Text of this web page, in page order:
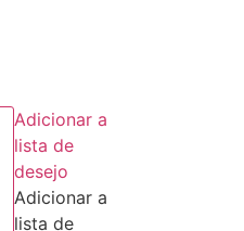
Adicionar a
lista de
desejo
Adicionar a
lista de